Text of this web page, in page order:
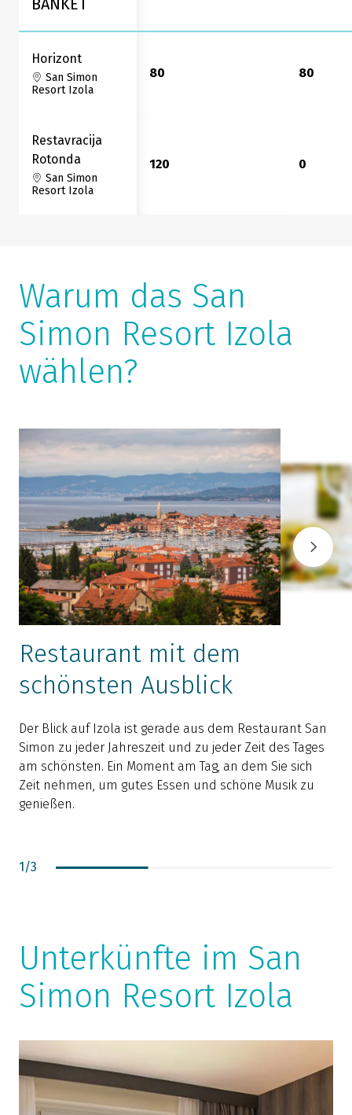
BANKET
Horizont
San Simon
Resort Izola
80 80
Restavracija
Rotonda
San Simon
Resort Izola
120 0
Warum das San
Simon Resort Izola
wählen?
Restaurant mit dem
schönsten Ausblick
Der Blick auf Izola ist gerade aus dem Restaurant San
Simon zu jeder Jahreszeit und zu jeder Zeit des Tages
am schönsten. Ein Moment am Tag, an dem Sie sich
Zeit nehmen, um gutes Essen und schöne Musik zu
genießen.
1/3
Unterkünfte im San
Simon Resort Izola